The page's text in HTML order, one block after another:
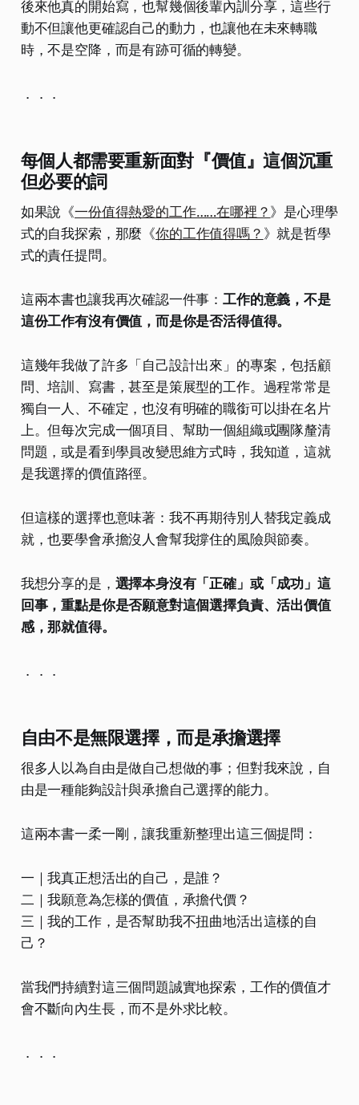
後來他真的開始寫，也幫幾個後輩內訓分享，這些行
動不但讓他更確認自己的動力，也讓他在未來轉職
時，不是空降，而是有跡可循的轉變。
．．．
每個人都需要重新面對『價值』這個沉重
但必要的詞
如果說《一份值得熱愛的工作……在哪裡？》是心理學
式的自我探索，那麼《你的工作值得嗎？ 》就是哲學
式的責任提問。
這兩本書也讓我再次確認一件事：工作的意義，不是
這份工作有沒有價值，而是你是否活得值得。
這幾年我做了許多「自己設計出來」的專案，包括顧
問、培訓、寫書，甚至是策展型的工作。過程常常是
獨自一人、不確定，也沒有明確的職銜可以掛在名片
上。但每次完成一個項目、幫助一個組織或團隊釐清
問題，或是看到學員改變思維方式時，我知道，這就
是我選擇的價值路徑。
但這樣的選擇也意味著：我不再期待別人替我定義成
就，也要學會承擔沒人會幫我撐住的風險與節奏。
我想分享的是， 選擇本身沒有「正確」或「成功」這
回事，重點是你是否願意對這個選擇負責、活出價值
感，那就值得。
．．．
自由不是無限選擇，而是承擔選擇
很多人以為自由是做自己想做的事；但對我來說，自
由是一種能夠設計與承擔自己選擇的能力。
這兩本書一柔一剛，讓我重新整理出這三個提問：
一｜我真正想活出的自己，是誰？
二｜我願意為怎樣的價值，承擔代價？
三｜我的工作，是否幫助我不扭曲地活出這樣的自
己？
當我們持續對這三個問題誠實地探索，工作的價值才
會不斷向內生長，而不是外求比較。
．．．